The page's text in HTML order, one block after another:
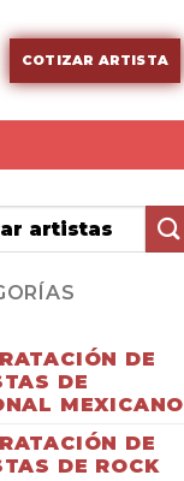
COTIZAR ARTISTA
DE
DE
MEXICANO
DE
DE ROCK